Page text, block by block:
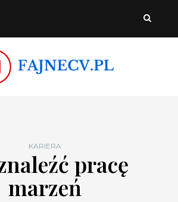
KARIERA
pracę
marzeń